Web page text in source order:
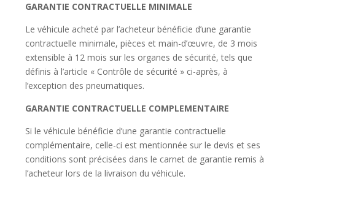
GARANTIE CONTRACTUELLE MINIMALE
Le véhicule acheté par l’acheteur bénéficie d’une garantie
contractuelle minimale, pièces et main-d’œuvre, de 3 mois
extensible à 12 mois sur les organes de sécurité, tels que
définis à l’article « Contrôle de sécurité » ci-après, à
l’exception des pneumatiques.
GARANTIE CONTRACTUELLE COMPLEMENTAIRE
Si le véhicule bénéficie d’une garantie contractuelle
complémentaire, celle-ci est mentionnée sur le devis et ses
conditions sont précisées dans le carnet de garantie remis à
l’acheteur lors de la livraison du véhicule.